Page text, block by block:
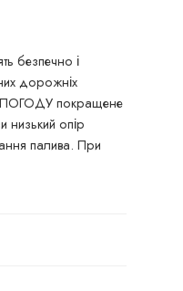
безпечно і
дорожніх
ПОГОДУ покращене
опір
палива. При